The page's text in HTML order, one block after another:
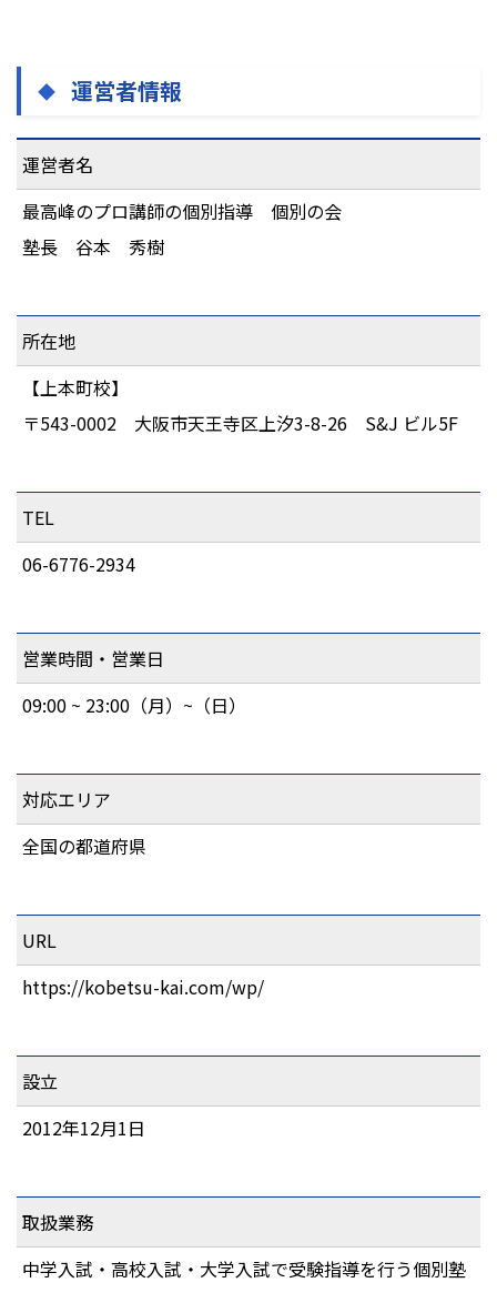
運営者情報
運営者名
最高峰のプロ講師の個別指導 個別の会
塾長 谷本 秀樹
所在地
【上本町校】
〒543-0002 大阪市天王寺区上汐3-8-26 S&J ビル5F
TEL
06-6776-2934
営業時間・営業日
09:00 ~ 23:00（月）~（日）
対応エリア
全国の都道府県
URL
https://kobetsu-kai.com/wp/
設立
2012年12月1日
取扱業務
中学入試・高校入試・大学入試で受験指導を行う個別塾